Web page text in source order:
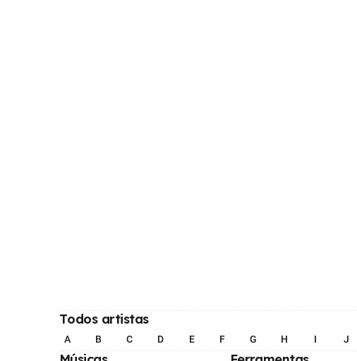
Todos artistas
A B C D E F G H I J